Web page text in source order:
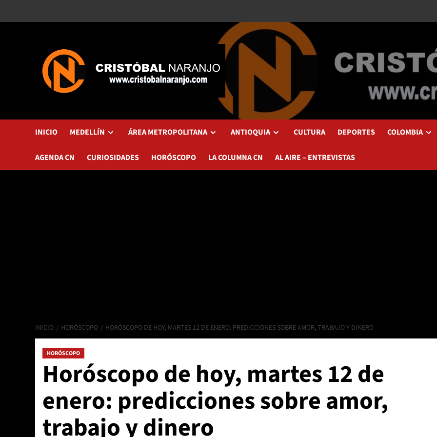
INICIO MEDELLÍN ÁREA METROPOLITANA ANTIOQUIA CULTURA DEPORTES COLOMBIA
AGENDA CN CURIOSIDADES HORÓSCOPO LA COLUMNA CN AL AIRE – ENTREVISTAS
INICIO HORÓSCOPO HORÓSCOPO DE HOY, MARTES 12 DE ENERO: PREDICCIONES SOBRE AMOR, TRABAJO Y DINERO
HORÓSCOPO
Horóscopo de hoy, martes 12 de
enero: predicciones sobre amor,
trabajo y dinero